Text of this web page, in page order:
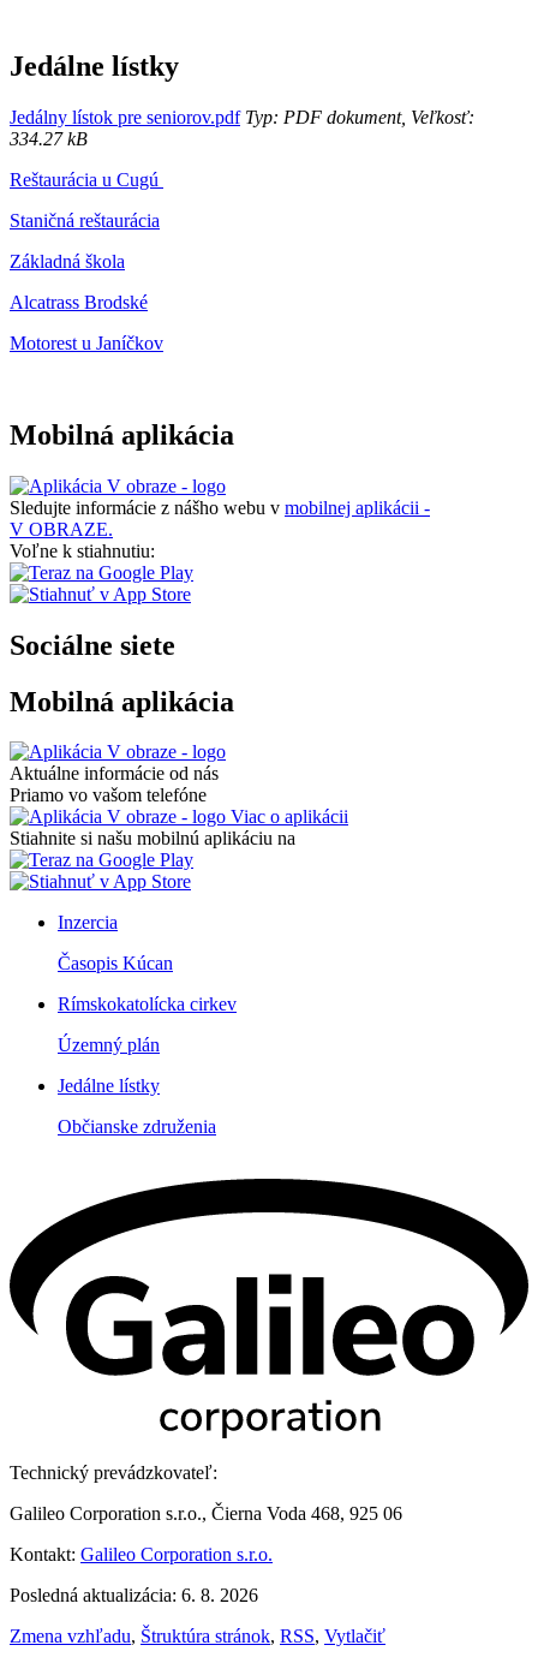
Jedálne lístky
Jedálny lístok pre seniorov.pdfTyp: PDF dokument, Veľkosť:
334.27 kB
Reštaurácia u Cugú
Staničná reštaurácia
Základná škola
Alcatrass Brodské
Motorest u Janíčkov
Mobilná aplikácia
Sledujte informácie z nášho webu v mobilnej aplikácii -
V OBRAZE.
Voľne k stiahnutiu:
Sociálne siete
Mobilná aplikácia
Aktuálne informácie od nás
Priamo vo vašom telefóne
Viac o aplikácii
Stiahnite si našu mobilnú aplikáciu na
Inzercia
Časopis Kúcan
Rímskokatolícka cirkev
Územný plán
Jedálne lístky
Občianske združenia
Technický prevádzkovateľ:
Galileo Corporation s.r.o., Čierna Voda 468, 925 06
Kontakt: Galileo Corporation s.r.o.
Posledná aktualizácia: 6. 8. 2026
Zmena vzhľadu, Štruktúra stránok, RSS, Vytlačiť